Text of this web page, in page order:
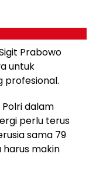
Prabowo
untuk
profesional.
dalam
perlu terus
sama 79
harus makin